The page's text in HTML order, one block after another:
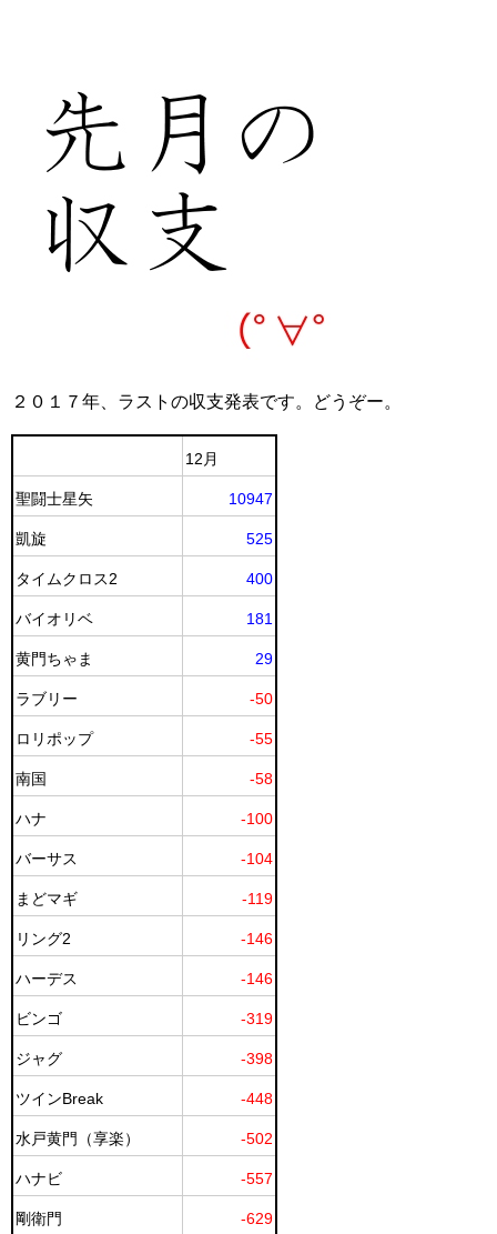
２０１７年、ラストの収支発表です。どうぞー。
12月
聖闘士星矢 10947
凱旋 525
タイムクロス2 400
バイオリベ 181
黄門ちゃま 29
ラブリー -50
ロリポップ -55
南国 -58
ハナ -100
バーサス -104
まどマギ -119
リング2 -146
ハーデス -146
ビンゴ -319
ジャグ -398
ツインBreak -448
水戸黄門（享楽） -502
ハナビ -557
剛衛門 -629